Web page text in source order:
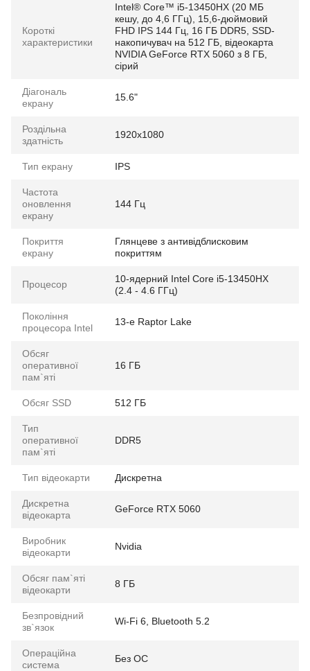
Короткі
характеристики
Intel® Core™ i5-13450HX (20 МБ
кешу, до 4,6 ГГц), 15,6-дюймовий
FHD IPS 144 Гц, 16 ГБ DDR5, SSD-
накопичувач на 512 ГБ, відеокарта
NVIDIA GeForce RTX 5060 з 8 ГБ,
сірий
Діагональ
екрану
15.6"
Роздільна
здатність
1920x1080
Тип екрану IPS
Частота
оновлення
екрану
144 Гц
Покриття
екрану
Глянцеве з антивідблисковим
покриттям
Процесор
10-ядерний Intel Core i5-13450HX
(2.4 - 4.6 ГГц)
Покоління
процесора Intel
13-е Raptor Lake
Обсяг
оперативної
пам`яті
16 ГБ
Обсяг SSD 512 ГБ
Тип
оперативної
пам`яті
DDR5
Тип відеокарти Дискретна
Дискретна
відеокарта
GeForce RTX 5060
Виробник
відеокарти
Nvidia
Обсяг пам`яті
відеокарти
8 ГБ
Безпровідний
зв`язок
Wi-Fi 6, Bluetooth 5.2
Операційна
система
Без ОС